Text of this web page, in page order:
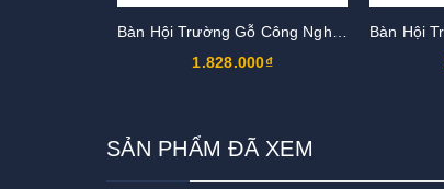
1.828.000₫
SẢN PHẨM ĐÃ XEM